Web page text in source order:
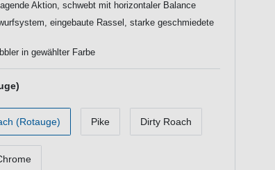
Aktion, schwebt mit horizontaler Balance
eingebaute Rassel, starke geschmiedete
in gewählter Farbe
(Rotauge) Pike Dirty Roach